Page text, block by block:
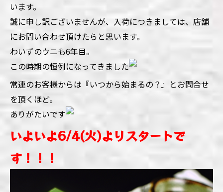
います。
誠に申し訳ございませんが、入荷につきましては、店舗
にお問い合わせ頂けたらと思います。
わいずのウニも6年目。
この時期の恒例になってきました
常連のお客様からは『いつから始まるの？』とお問合せ
を頂くほど。
ありがたいです
いよいよ6/4(火)よりスタートで
す！！！